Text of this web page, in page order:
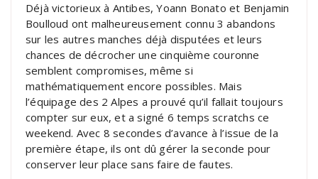
Déjà victorieux à Antibes, Yoann Bonato et Benjamin
Boulloud ont malheureusement connu 3 abandons
sur les autres manches déjà disputées et leurs
chances de décrocher une cinquième couronne
semblent compromises, même si
mathématiquement encore possibles. Mais
l’équipage des 2 Alpes a prouvé qu’il fallait toujours
compter sur eux, et a signé 6 temps scratchs ce
weekend. Avec 8 secondes d’avance à l’issue de la
première étape, ils ont dû gérer la seconde pour
conserver leur place sans faire de fautes.